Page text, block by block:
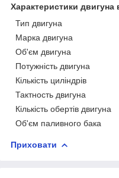
Характеристики двигуна
Тип двигуна
Марка двигуна
Об'єм двигуна
Потужність двигуна
Кількість циліндрів
Тактность двигуна
Кількість обертів двигуна
Об'єм паливного бака
Приховати